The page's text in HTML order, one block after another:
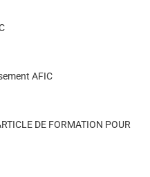
AFIC
DE FORMATION POUR